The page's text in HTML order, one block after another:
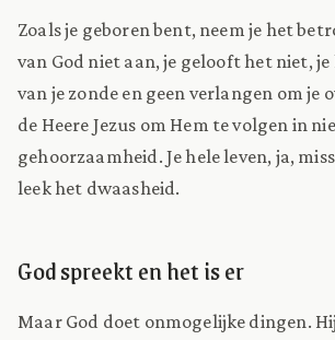
Zoals je geboren bent, neem je het
van God niet aan, je gelooft het niet,
van je zonde en geen verlangen om je
de Heere Jezus om Hem te volgen in
gehoorzaamheid. Je hele leven, ja,
leek het dwaasheid.
God spreekt en het is er
Maar God doet onmogelijke dingen.